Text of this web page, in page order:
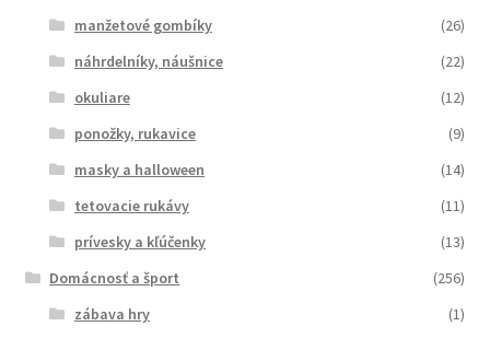
manžetové gombíky
(26)
náhrdelníky, náušnice
(22)
okuliare
(12)
ponožky, rukavice
(9)
masky a halloween
(14)
tetovacie rukávy
(11)
prívesky a kľúčenky
(13)
Domácnosť a šport
(256)
zábava hry
(1)